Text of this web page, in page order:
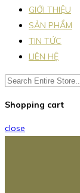
GIỚI THIỆU
SẢN PHẨM
TIN TỨC
LIÊN HỆ
Shopping cart
close